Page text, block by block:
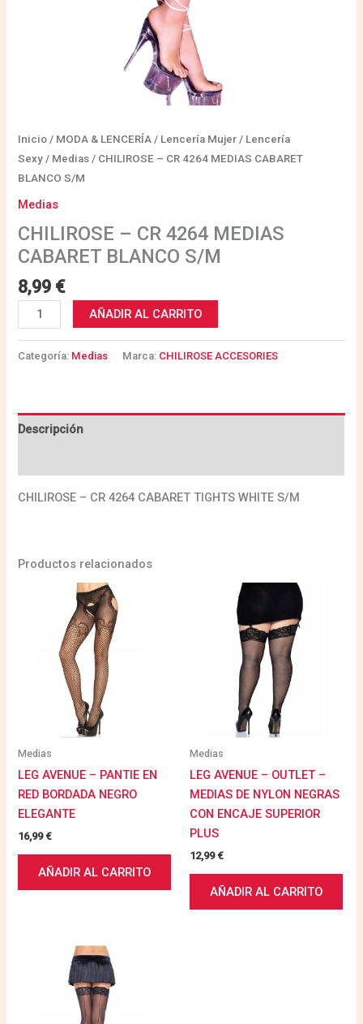
Inicio / MODA & LENCERÍA / Lencería Mujer / Lencería
Sexy / Medias / CHILIROSE – CR 4264 MEDIAS CABARET
BLANCO S/M
Medias
CHILIROSE – CR 4264 MEDIAS
CABARET BLANCO S/M
8,99 €
AÑADIR AL CARRITO
Categoría: Medias Marca: CHILIROSE ACCESORIES
Descripción
CHILIROSE – CR 4264 CABARET TIGHTS WHITE S/M
Productos relacionados
Medias
LEG AVENUE – PANTIE EN
RED BORDADA NEGRO
ELEGANTE
16,99€
AÑADIR AL CARRITO
Medias
LEG AVENUE – OUTLET –
MEDIAS DE NYLON NEGRAS
CON ENCAJE SUPERIOR
PLUS
12,99€
AÑADIR AL CARRITO